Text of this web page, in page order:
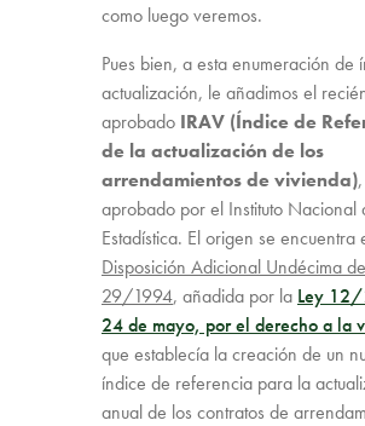
como luego veremos.
Pues bien, a esta enumeración de
actualización, le añadimos el
aprobado IRAV (Índice de
de la actualización de los
arrendamientos de vivienda),
aprobado por el Instituto Nacional
Estadística. El origen se encuentra
Disposición Adicional Undécima
29/1994, añadida por la Ley
24 de mayo, por el derecho a la
que establecía la creación de un
índice de referencia para la
anual de los contratos de